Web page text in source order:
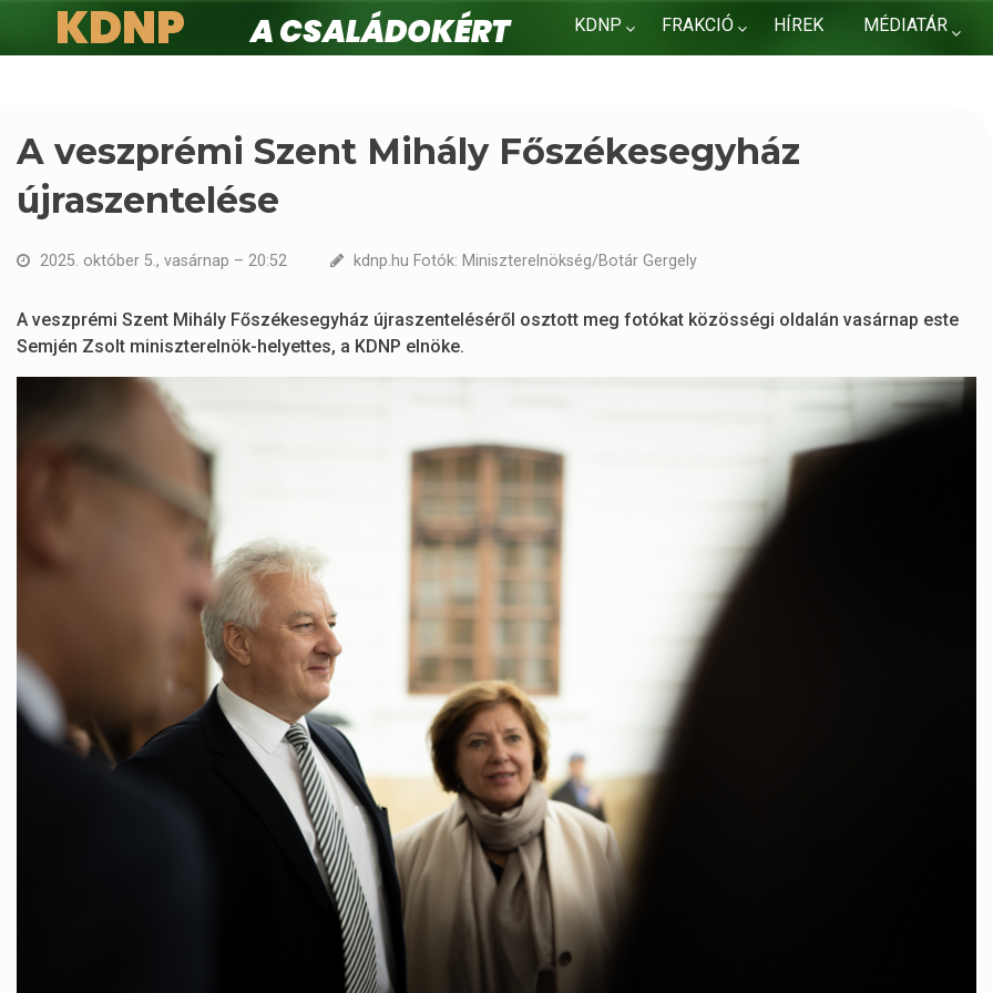
KDNP FRAKCIÓ HÍREK MÉDIATÁR
KDNP
A családokért.
A veszprémi Szent Mihály Főszékesegyház
újraszentelése
2025. október 5., vasárnap – 20:52 kdnp.hu Fotók: Miniszterelnökség/Botár Gergely
A veszprémi Szent Mihály Főszékesegyház újraszenteléséről osztott meg fotókat közösségi oldalán vasárnap este
Semjén Zsolt miniszterelnök-helyettes, a KDNP elnöke.